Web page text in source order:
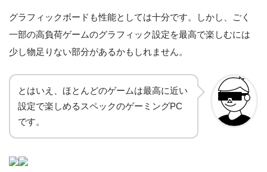
8GB GDDR6
マザーボード
マザーボード
SSD 1TB NVMe SSD
電源
グラフィックボードも性能としては十分です。しかし、ごく
一部の高負荷ゲームのグラフィック設定を最高で楽しむには
少し物足りない部分があるかもしれません。
とはいえ、ほとんどのゲームは最高に近い
設定で楽しめるスペックのゲーミングPC
です。